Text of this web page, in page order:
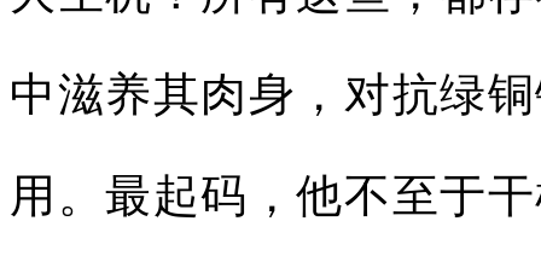
中滋养其肉身，对抗绿
用。最起码，他不至于